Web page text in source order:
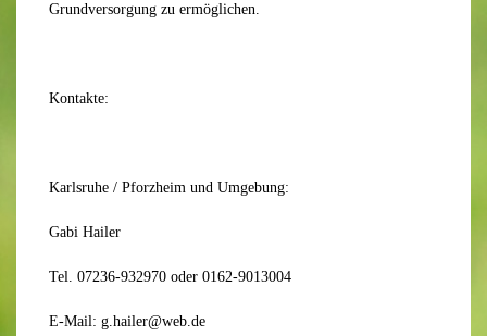
Grundversorgung zu ermöglichen.
Kontakte:
Karlsruhe / Pforzheim und Umgebung:
Gabi Hailer
Tel. 07236-932970 oder 0162-9013004
E-Mail: g.hailer@web.de